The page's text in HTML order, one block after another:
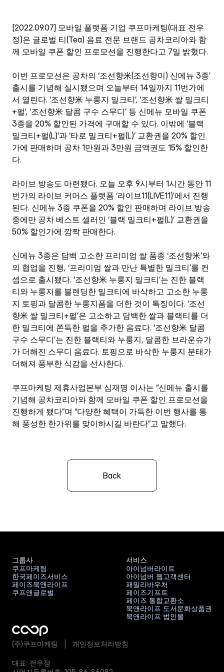
[2022.09.07] 모바일 플랫폼 기업 쿠프마케팅(대표 전우
정)은 글로벌 티(Tea) 음료 전문 브랜드 공차코리아와 함
께 모바일 쿠폰 할인 프로모션을 진행한다고 7일 밝혔다.
이번 프로모션은 공차의 ‘조선향米(조선향미) 신메뉴 3종’
출시를 기념해 실시됐으며 오늘부터 14일까지 11번가에
서 열린다. ‘조선향米 누룽지 밀크티’, ‘조선향米 쌀 밀크티
+펄’, ‘조선향米 달콤 구수 스무디’ 등 신메뉴 모바일 쿠폰
3종을 20% 할인된 가격에 구매할 수 있다. 이밖에 ‘블랙
밀크티+펄(L)’과 ‘타로 밀크티+펄(L)’ 교환권을 20% 할인
가에 판매하며 공차 1만원과 3만원 금액권도 15% 할인한
다.
라이브 방송도 마련됐다. 오늘 오후 9시부터 1시간 동안 11
번가의 라이브 커머스 플랫폼 ‘라이브11(LIVE11)’에서 진행
된다. 신메뉴 3종 쿠폰을 20% 할인 판매하며 라이브 방송
중에만 공차 베스트 셀러인 ‘블랙 밀크티+펄(L)’ 교환권을
50% 할인가에 깜짝 판매한다.
신메뉴 3종은 담백 고소한 프리미엄 쌀 품종 ‘조선향米’와
의 협업을 진행, ‘프리미엄 쌀과 만난 특별한 밀크티’를 컨
셉으로 출시됐다. ‘조선향米 누룽지 밀크티’는 진한 블랙
티와 누룽지를 블렌딩한 밀크티에 바삭하고 고소한 누룽
지 토핑과 달콤한 누룽지폼을 더한 것이 특징이다. ‘조선
향米 쌀 밀크티+펄’은 고소하고 담백한 쌀과 블랙티를 더
한 밀크티에 쫀득한 펄을 추가한 음료다. ‘조선향米 달콤
구수 스무디’는 진한 블랙티와 누룽지, 달콤한 브라운슈가
가 더해진 스무디 음료다. 토핑으로 바삭한 누룽지 분태가
더해져 풍부한 식감을 선사한다.
쿠프마케팅 제휴사업본부 심재명 이사는 “신메뉴 출시를
기념해 공차코리아와 함께 모바일 쿠폰 할인 프로모션을
진행하게 됐다”며 “다양한 혜택이 가득한 이번 행사를 통
해 풍성한 한가위를 맞이하시길 바란다”고 말했다.
Back
(주)쿠프마케팅   | 개인정보처리방침
대표: 전우정
그룹사
쿠프마케팅
쿠프마케팅
한국페이즈서비스
한국페이즈서비스
페이즈북앤라이프
페이즈북앤라이프
쿠프앤글로벌
서비스
아이넘버라이트
아이넘버라이트
아이넘버 웹고객센터
아이넘버 웹고객센터
패밀리바우처
패밀리바우처
페이즈기프트
페이즈기프트
페이즈 통합교환소
페이즈 통합교환소
북앤라이프 도서문화상품권
북앤라이프 도서문화상품권
북앤라이프 법인몰